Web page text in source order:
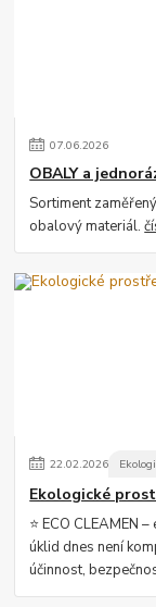
07.06.2026
OBALY a
Sortiment
obalový materiál.
22.02.2026
Ekologické
⭐ ECO CLEAMEN
úklid dnes není
účinnost,